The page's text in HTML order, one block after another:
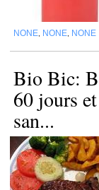
NONE NONE NONE
Bio Bic:
60 jours
san...